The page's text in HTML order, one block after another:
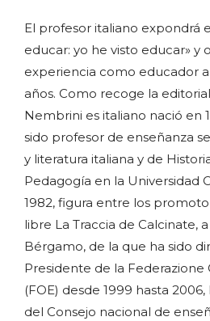
El profesor italiano expondrá
educar: yo he visto educar» y
experiencia como educador
años. Como recoge la
Nembrini es italiano nació en
sido profesor de enseñanza
y literatura italiana y de
Pedagogía en la Universidad
1982, figura entre los
libre La Traccia de Calcinate,
Bérgamo, de la que ha sido
Presidente de la Federazione
(FOE) desde 1999 hasta
del Consejo nacional de